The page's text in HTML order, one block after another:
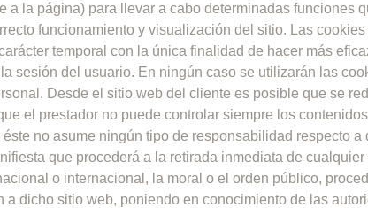
a la página) para llevar a cabo determinadas funciones
funcionamiento y visualización del sitio. Las
temporal con la única finalidad de hacer más
sesión del usuario. En ningún caso se utilizarán las
Desde el sitio web del cliente es posible que se
el prestador no puede controlar siempre los
no asume ningún tipo de responsabilidad respecto a
que procederá a la retirada inmediata de
o internacional, la moral o el orden público,
a dicho sitio web, poniendo en conocimiento de las